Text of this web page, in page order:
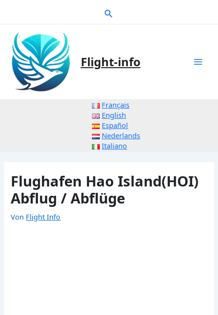
Suche
Flight-info
Français
English
Español
Nederlands
Italiano
Flughafen Hao Island(HOI)
Abflug / Abflüge
Von Flight Info